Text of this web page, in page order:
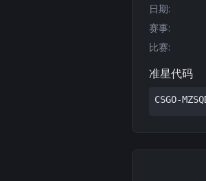
日期:
赛事:
比赛:
准星代码
CSGO-